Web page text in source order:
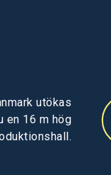
utökas
en 16 m hög